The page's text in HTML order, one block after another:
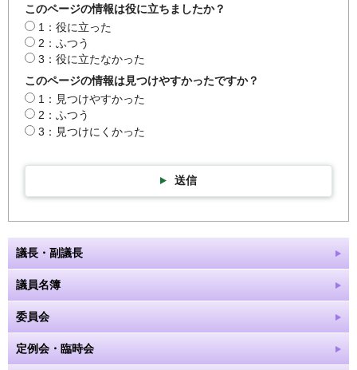
このページの情報は役に立ちましたか？
1：役に立った
2：ふつう
3：役に立たなかった
このページの情報は見つけやすかったですか？
1：見つけやすかった
2：ふつう
3：見つけにくかった
送信
議長・副議長
議員名簿
委員会
定例会・臨時会